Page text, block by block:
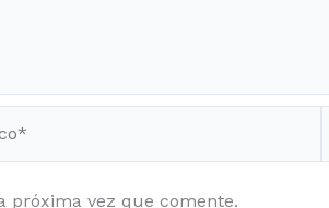
próxima vez que comente.